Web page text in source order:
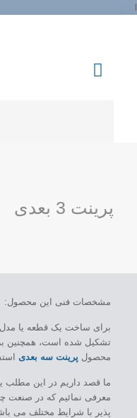
پرینت 3 بعدی
مشخصات فنی این محصول:
برای ساخت یک قطعه یا
تشکیل شده است، همچنین
محصول پرینت سه بعدی
ما قصد داریم در این مطلب
معرفی نمائیم که در صنعت
پذیر با شرایط مختلف می